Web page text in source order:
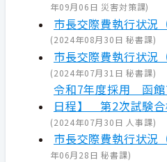
年09月06日 災害対策課)
市長交際費執行状況
(2024年08月30日 秘書課)
市長交際費執行状況
(2024年07月31日 秘書課)
令和7年度採用 函館
日程】 第2次試験
(2024年07月30日 人事課)
市長交際費執行状況
年06月28日 秘書課)